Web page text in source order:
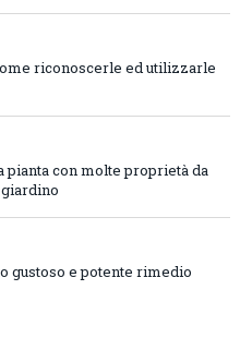
riconoscerle ed utilizzarle
pianta con molte proprietà da
gustoso e potente rimedio